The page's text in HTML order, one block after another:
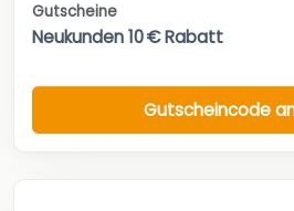
Gutscheine
Neukunden 10 € Rabatt
Gutscheincode